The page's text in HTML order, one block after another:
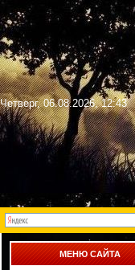
Четверг, 06.08.2026, 12:43
МЕНЮ САЙТА